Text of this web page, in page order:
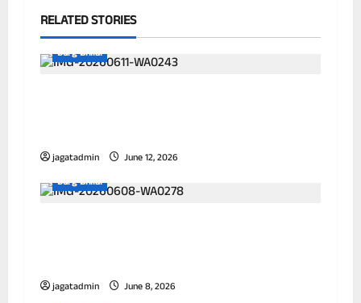
RELATED STORIES
Durg Bhilai
jagatadmin
June 12, 2026
Durg Bhilai
jagatadmin
June 8, 2026